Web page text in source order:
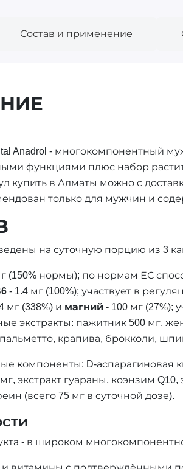
Состав и применение
Anadrol - многокомпонентный
функциями плюс набор
купить в Алматы можно с
только для мужчин и
на суточную порцию из 3
(150% нормы); по нормам ЕС
- 1.4 мг (100%); участвует в
мг (338%) и магний- 100 мг (27%);
экстракты: пажитник 500 мг,
крапива, брокколи,
компоненты: D-аспарагиновая
экстракт гуараны, коэнзим
(всего 75 мг в суточной дозе).
- в широком